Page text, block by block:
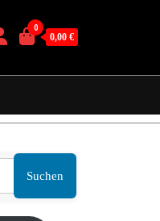
0
0,00 €
Suchen